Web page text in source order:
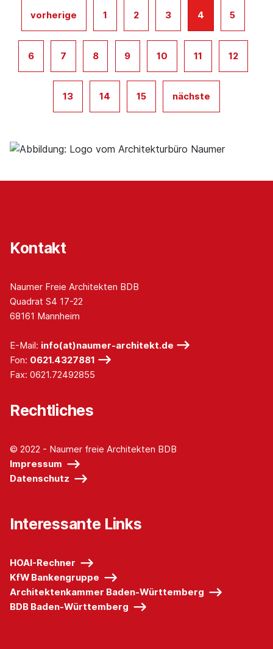
vorherige 1 2 3 4 5
6 7 8 9 10 11 12
13 14 15 nächste
Kontakt
Naumer Freie Architekten BDB
Quadrat S4 17-22
68161 Mannheim
E-Mail: info(at)naumer-architekt.de
Fon: 0621.4327881
Fax: 0621.72492855
Rechtliches
© 2022 - Naumer freie Architekten BDB
Impressum
Datenschutz
Interessante Links
HOAI-Rechner
KfW Bankengruppe
Architektenkammer Baden-Württemberg
BDB Baden-Württemberg